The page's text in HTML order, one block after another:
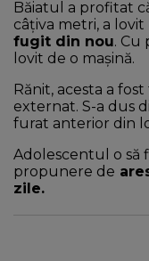
Băiatul a profitat
câţiva metri, a
fugit din nou. Cu
lovit de o maşină.
Rănit, acesta a
externat. S-a dus
furat anterior din
Adolescentul o să
propunere de
zile.